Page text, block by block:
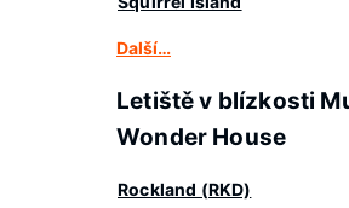
Další…
Letiště v blízkosti
Wonder House
Rockland (RKD)